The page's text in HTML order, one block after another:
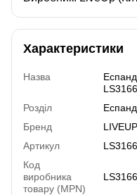
Характеристики
Назва
LS3166
Розділ
Бренд
LIVEUP
Артикул
LS3166
Код
виробника
товару (MPN)
LS3166